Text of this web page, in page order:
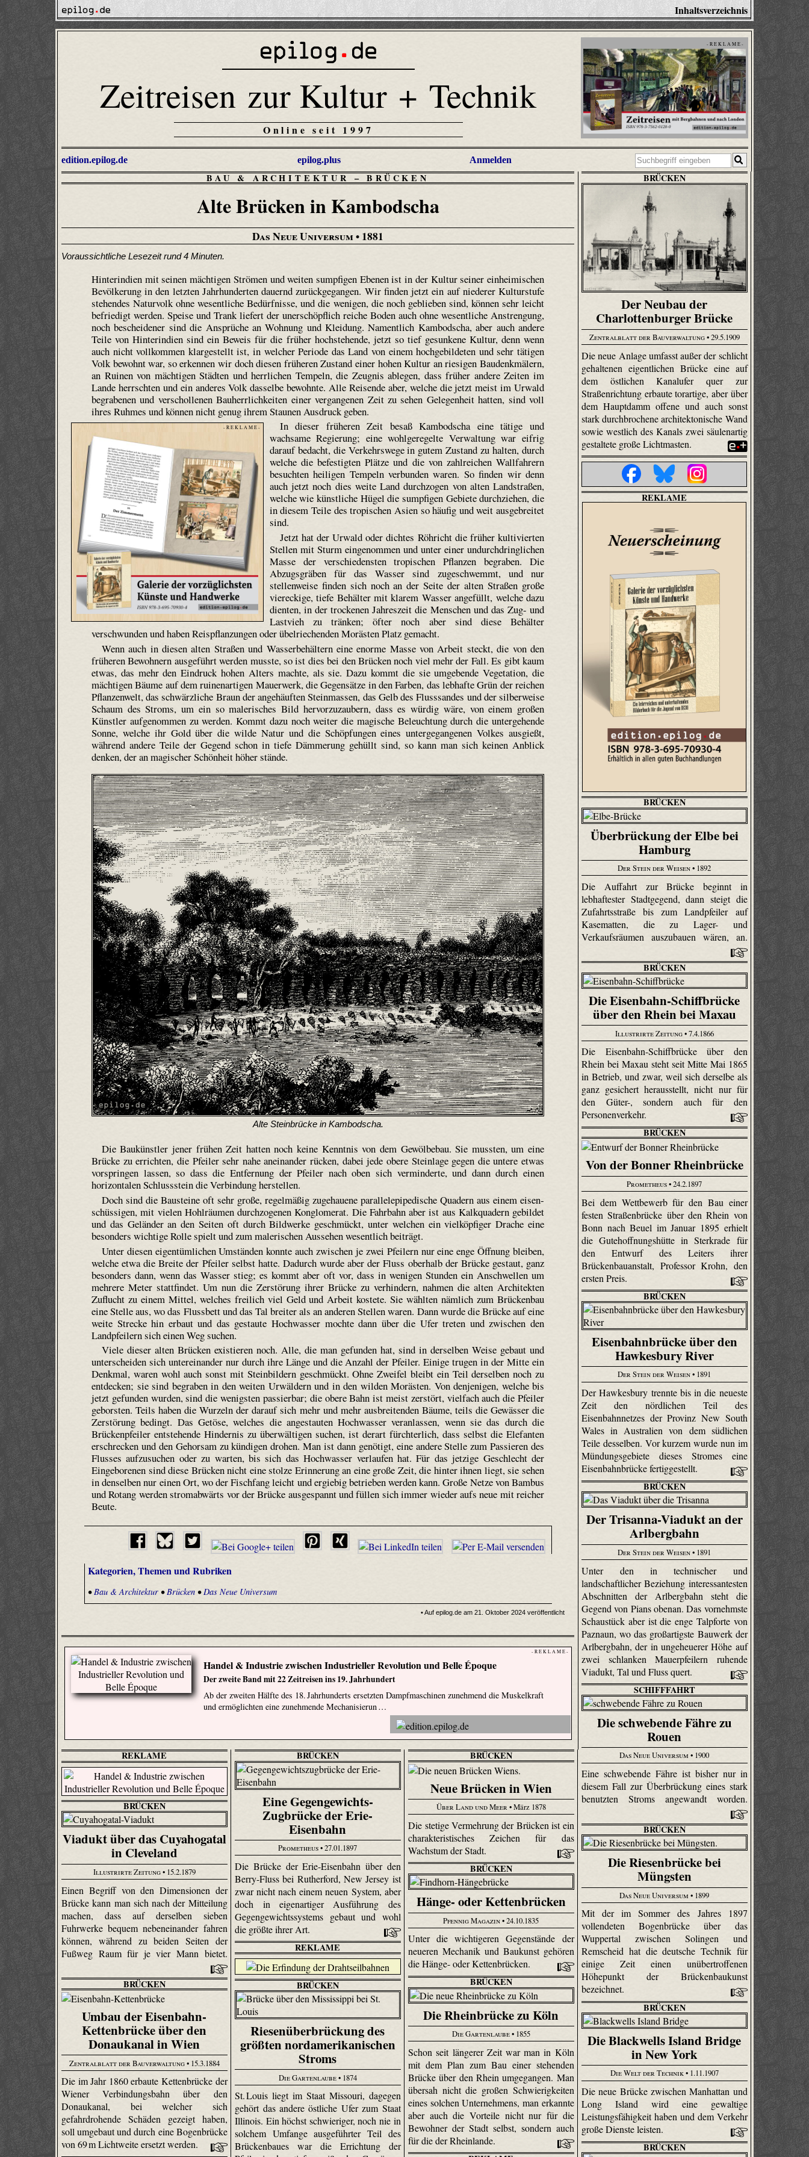
Inhaltsverzeichnis
Zeitreisen zur Kultur + Technik
Online seit 1997
- R E K L A M E -
edition.epilog.de epilog.plus Anmelden
BAU & ARCHITEKTUR–BRÜCKEN
Alte Brücken in Kambodscha
Das Neue Universum• 1881
Voraussichtliche Lesezeit rund 4 Minuten.
Hinterindien mit seinen mächtigen Strömen und weiten sumpfigen Ebenen ist in der Kultur seiner einheimischen
Bevölkerung in den letzten Jahrhunderten dauernd zurückgegangen. Wir finden jetzt ein auf niederer Kulturstufe
stehendes Naturvolk ohne wesentliche Bedürfnisse, und die wenigen, die noch geblieben sind, können sehr leicht
befriedigt werden. Speise und Trank liefert der unerschöpflich reiche Boden auch ohne wesentliche Anstrengung,
noch bescheidener sind die Ansprüche an Wohnung und Kleidung. Namentlich Kambodscha, aber auch andere
Teile von Hinterindien sind ein Beweis für die früher hochstehende, jetzt so tief gesunkene Kultur, denn wenn
auch nicht vollkommen klargestellt ist, in welcher Periode das Land von einem hochgebildeten und sehr tätigen
Volk bewohnt war, so erkennen wir doch diesen früheren Zustand einer hohen Kultur an riesigen Baudenkmälern,
an Ruinen von mächtigen Städten und herrlichen Tempeln, die Zeugnis ablegen, dass früher andere Zeiten im
Lande herrschten und ein anderes Volk dasselbe bewohnte. Alle Reisende aber, welche die jetzt meist im Urwald
begrabenen und verschollenen Bauherrlichkeiten einer vergangenen Zeit zu sehen Gelegenheit hatten, sind voll
ihres Ruhmes und können nicht genug ihrem Staunen Ausdruck geben.
- R E K L A M E -
In dieser früheren Zeit besaß Kambodscha eine tätige und
wachsame Regierung; eine wohl­geregelte Verwaltung war eifrig
darauf bedacht, die Verkehrswege in gutem Zustand zu halten, durch
welche die befestigten Plätze und die von zahlreichen Wallfahrern
besuchten heiligen Tempeln verbunden waren. So finden wir denn
auch jetzt noch dies weite Land durchzogen von alten Landstraßen,
welche wie künstliche Hügel die sumpfigen Gebiete durchziehen, die
in diesem Teile des tropischen Asien so häufig und weit ausgebreitet
sind.
Jetzt hat der Urwald oder dichtes Röhricht die früher kultivierten
Stellen mit Sturm eingenommen und unter einer undurchdringlichen
Masse der verschiedensten tropischen Pflanzen begraben. Die
Abzugsgräben für das Wasser sind zugeschwemmt, und nur
stellenweise finden sich noch an der Seite der alten Straßen große
viereckige, tiefe Behälter mit klarem Wasser angefüllt, welche dazu
dienten, in der trockenen Jahreszeit die Menschen und das Zug- und
Lastvieh zu tränken; öfter noch aber sind diese Behälter
verschwunden und haben Reis­pflanzun­gen oder übelriechenden Morästen Platz gemacht.
Wenn auch in diesen alten Straßen und Wasserbehältern eine enorme Masse von Arbeit steckt, die von den
früheren Bewohnern ausgeführt werden musste, so ist dies bei den Brücken noch viel mehr der Fall. Es gibt kaum
etwas, das mehr den Eindruck hohen Alters machte, als sie. Dazu kommt die sie umgebende Vegetation, die
mächtigen Bäume auf dem ruinen­artigen Mauerwerk, die Gegensätze in den Farben, das lebhafte Grün der reichen
Pflanzenwelt, das schwärzliche Braun der angehäuften Steinmassen, das Gelb des Flusssandes und der silber­weise
Schaum des Stroms, um ein so malerisches Bild hervorzuzaubern, dass es würdig wäre, von einem großen
Künstler aufgenommen zu werden. Kommt dazu noch weiter die magische Beleuchtung durch die untergehende
Sonne, welche ihr Gold über die wilde Natur und die Schöpfungen eines untergegangenen Volkes ausgießt,
während andere Teile der Gegend schon in tiefe Dämmerung gehüllt sind, so kann man sich keinen Anblick
denken, der an magischer Schönheit höher stände.
Alte Steinbrücke in Kambodscha.
Die Baukünstler jener frühen Zeit hatten noch keine Kenntnis von dem Gewölbebau. Sie mussten, um eine
Brücke zu errichten, die Pfeiler sehr nahe aneinander rücken, dabei jede obere Steinlage gegen die untere etwas
vorspringen lassen, so dass die Entfernung der Pfeiler nach oben sich verminderte, und dann durch einen
horizontalen Schlussstein die Verbindung herstellen.
Doch sind die Bausteine oft sehr große, regelmäßig zugehauene parallel­epipedi­sche Quadern aus einem eisen­
schüssigen, mit vielen Hohlräumen durchzogenen Konglomerat. Die Fahrbahn aber ist aus Kalkquadern gebildet
und das Geländer an den Seiten oft durch Bildwerke geschmückt, unter welchen ein vielköpfiger Drache eine
besonders wichtige Rolle spielt und zum malerischen Aussehen wesentlich beiträgt.
Unter diesen eigentümlichen Umständen konnte auch zwischen je zwei Pfeilern nur eine enge Öffnung bleiben,
welche etwa die Breite der Pfeiler selbst hatte. Dadurch wurde aber der Fluss oberhalb der Brücke gestaut, ganz
besonders dann, wenn das Wasser stieg; es kommt aber oft vor, dass in wenigen Stunden ein Anschwellen um
mehrere Meter stattfindet. Um nun die Zerstörung ihrer Brücke zu verhindern, nahmen die alten Architekten
Zuflucht zu einem Mittel, welches freilich viel Geld und Arbeit kostete. Sie wählten nämlich zum Brückenbau
eine Stelle aus, wo das Flussbett und das Tal breiter als an anderen Stellen waren. Dann wurde die Brücke auf eine
weite Strecke hin erbaut und das gestaute Hochwasser mochte dann über die Ufer treten und zwischen den
Landpfeilern sich einen Weg suchen.
Viele dieser alten Brücken existieren noch. Alle, die man gefunden hat, sind in derselben Weise gebaut und
unterscheiden sich untereinander nur durch ihre Länge und die Anzahl der Pfeiler. Einige trugen in der Mitte ein
Denkmal, waren wohl auch sonst mit Steinbildern geschmückt. Ohne Zweifel bleibt ein Teil derselben noch zu
entdecken; sie sind begraben in den weiten Urwäldern und in den wilden Morästen. Von denjenigen, welche bis
jetzt gefunden wurden, sind die wenigsten passierbar; die obere Bahn ist meist zerstört, vielfach auch die Pfeiler
geborsten. Teils haben die Wurzeln der darauf sich mehr und mehr ausbreitenden Bäume, teils die Gewässer die
Zerstörung bedingt. Das Getöse, welches die angestauten Hochwasser veranlassen, wenn sie das durch die
Brückenpfeiler entstehende Hindernis zu überwältigen suchen, ist derart fürchterlich, dass selbst die Elefanten
erschrecken und den Gehorsam zu kündigen drohen. Man ist dann genötigt, eine andere Stelle zum Passieren des
Flusses aufzusuchen oder zu warten, bis sich das Hochwasser verlaufen hat. Für das jetzige Geschlecht der
Eingeborenen sind diese Brücken nicht eine stolze Erinnerung an eine große Zeit, die hinter ihnen liegt, sie sehen
in denselben nur einen Ort, wo der Fischfang leicht und ergiebig betrieben werden kann. Große Netze von Bambus
und Rotang werden stromabwärts vor der Brücke ausgespannt und füllen sich immer wieder aufs neue mit reicher
Beute.
Kategorien, Themen und Rubriken
•Bau & Architektur •Brücken •Das Neue Universum
• Auf epilog.de am 21. Oktober 2024 veröffentlicht
- R E K L A M E -
Handel & Industrie zwischen Industrieller Revolution und Belle Époque
Der zweite Band mit 22 Zeitreisen ins 19. Jahrhundert
Ab der zweiten Hälfte des 18. Jahrhunderts ersetzten Dampfmaschinen zunehmend die Muskelkraft
und ermöglichten eine zunehmende Mechanisierun …
BRÜCKEN
Der Neubau der
Charlottenburger Brücke
Zentralblatt der Bauverwaltung• 29.5.1909
Die neue Anlage umfasst außer der schlicht
gehaltenen eigentlichen Brücke eine auf
dem östlichen Kanalufer quer zur
Straßenrichtung erbaute torartige, aber über
dem Hauptdamm offene und auch sonst
stark durchbrochene architektonische Wand
sowie westlich des Kanals zwei säulenartig
gestaltete große Lichtmasten.
REKLAME
BRÜCKEN
Überbrückung der Elbe bei
Hamburg
Der Stein der Weisen• 1892
Die Auffahrt zur Brücke beginnt in
lebhaftester Stadtgegend, dann steigt die
Zufahrtsstraße bis zum Landpfeiler auf
Kasematten, die zu Lager- und
Verkaufsräumen auszubauen wären, an.
BRÜCKEN
Die Eisenbahn-Schiffbrücke
über den Rhein bei Maxau
Illustrirte Zeitung• 7.4.1866
Die Eisenbahn-Schiffbrücke über den
Rhein bei Maxau steht seit Mitte Mai 1865
in Betrieb, und zwar, weil sich derselbe als
ganz gesichert herausstellt, nicht nur für
den Güter-, sondern auch für den
Personenverkehr.
BRÜCKEN
Von der Bonner Rheinbrücke
Prometheus• 24.2.1897
Bei dem Wettbewerb für den Bau einer
festen Straßenbrücke über den Rhein von
Bonn nach Beuel im Januar 1895 erhielt
die Gutehoffnungshütte in Sterkrade für
den Entwurf des Leiters ihrer
Brückenbauanstalt, Professor Krohn, den
ersten Preis.
BRÜCKEN
Eisenbahnbrücke über den
Hawkesbury River
Der Stein der Weisen• 1891
Der Hawkes­bury trennte bis in die neueste
Zeit den nördlichen Teil des
Eisenbahnnetzes der Provinz New South
Wales in Australien von dem südlichen
Teile desselben. Vor kurzem wurde nun im
Mündungsgebiete dieses Stromes eine
Eisenbahnbrücke fertiggestellt.
BRÜCKEN
Der Trisanna-Viadukt an der
Arlbergbahn
Der Stein der Weisen• 1891
Unter den in technischer und
landschaftlicher Beziehung interessantesten
Abschnitten der Arlbergbahn steht die
Gegend von Pians obenan. Das vornehmste
Schaustück aber ist die enge Talpforte von
Paznaun, wo das großartigste Bauwerk der
Arlbergbahn, der in ungeheuerer Höhe auf
zwei schlanken Mauerpfeilern ruhende
Viadukt, Tal und Fluss quert.
SCHIFFFAHRT
Die schwebende Fähre zu
Rouen
Das Neue Universum • 1900
Eine schwebende Fähre ist bisher nur in
diesem Fall zur Überbrückung eines stark
benutzten Stroms angewandt worden.
REKLAME
BRÜCKEN
Viadukt über das Cuyahogatal
in Cleveland
Illustrirte Zeitung• 15.2.1879
Einen Begriff von den Dimensionen der
Brücke kann man sich nach der Mitteilung
machen, dass auf derselben sieben
Fuhrwerke bequem nebeneinander fahren
können, während zu beiden Seiten der
Fußweg Raum für je vier Mann bietet.
BRÜCKEN
Eine Gegengewichts-
Zugbrücke der Erie-
Eisenbahn
Prometheus• 27.01.1897
Die Brücke der Erie-Eisenbahn über den
Berry-Fluss bei Rutherford, New Jersey ist
zwar nicht nach einem neuen System, aber
doch in eigenartiger Ausführung des
Gegengewichtssystems gebaut und wohl
die größte ihrer Art.
BRÜCKEN
Neue Brücken in Wien
Über Land und Meer• März 1878
Die stetige Vermehrung der Brücken ist ein
charakteristisches Zeichen für das
Wachstum der Stadt.
BRÜCKEN
Die Riesenbrücke bei
Müngsten
Das Neue Universum • 1899
Mit der im Sommer des Jahres 1897
vollendeten Bogenbrücke über das
Wuppertal zwischen Solingen und
Remscheid hat die deutsche Technik für
einige Zeit einen unübertroffenen
Höhepunkt der Brückenbaukunst
bezeichnet.
BRÜCKEN
Hänge- oder Kettenbrücken
Pfennig Magazin• 24.10.1835
Unter die wichtigeren Gegenstände der
neueren Mechanik und Baukunst gehören
die Hänge- oder Kettenbrücken.
REKLAME
BRÜCKEN
Riesenüberbrückung des
größten nordamerikanischen
Stroms
Die Gartenlaube• 1874
St. Louis liegt im Staat Missouri, dagegen
gehört das andere östliche Ufer zum Staat
Illinois. Ein höchst schwieriger, noch nie in
solchem Umfange ausgeführter Teil des
Brückenbaues war die Errichtung der
BRÜCKEN
Die Rheinbrücke zu Köln
Die Gartenlaube• 1855
Schon seit längerer Zeit war man in Köln
mit dem Plan zum Bau einer stehenden
Brücke über den Rhein umgegangen. Man
übersah nicht die großen Schwierigkeiten
eines solchen Unternehmens, man erkannte
aber auch die Vorteile nicht nur für die
Bewohner der Stadt selbst, sondern auch
für die der Rheinlande.
BRÜCKEN
Umbau der Eisenbahn-
Kettenbrücke über den
Donaukanal in Wien
Zentralblatt der Bauverwaltung• 15.3.1884
Die im Jahr 1860 erbaute Kettenbrücke der
Wiener Verbindungsbahn über den
Donaukanal, bei welcher sich
gefahrdrohende Schäden gezeigt haben,
soll umgebaut und durch eine Bogenbrücke
von 69 m Lichtweite ersetzt werden.
BRÜCKEN
Die Blackwells Island Bridge
in New York
Die Welt der Technik• 1.11.1907
Die neue Brücke zwischen Manhattan und
Long Island wird eine gewaltige
Leistungsfähigkeit haben und dem Verkehr
große Dienste leisten.
BRÜCKEN